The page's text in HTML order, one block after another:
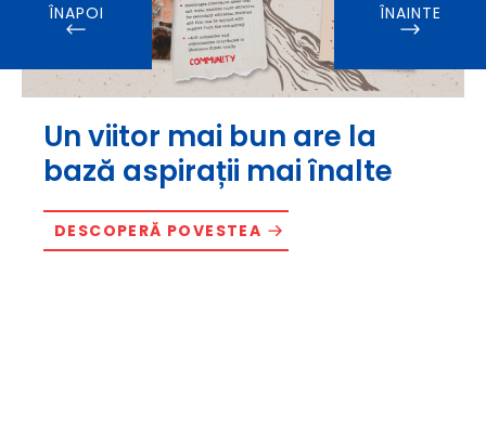
Un viitor mai bun are la
bază aspirații mai înalte
DESCOPERĂ POVESTEA
ÎNAPOI ÎNAINTE